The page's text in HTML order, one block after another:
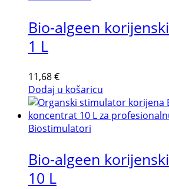
Bio-algeen
1 L
11,68€
Dodaj u košaricu
Biostimulatori
Bio-algeen
10 L